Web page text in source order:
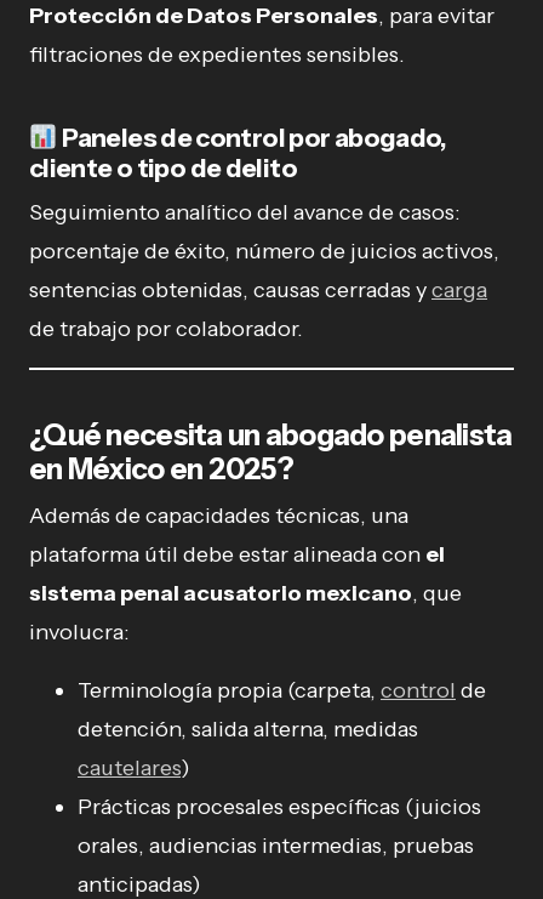
Protección de Datos Personales, para evitar
filtraciones de expedientes sensibles.
Paneles de control por abogado,
cliente o tipo de delito
Seguimiento analítico del avance de casos:
porcentaje de éxito, número de juicios activos,
sentencias obtenidas, causas cerradas ycarga
de trabajo por colaborador.
¿Qué necesita un abogado penalista
en México en 2025?
Además de capacidades técnicas, una
plataforma útil debe estar alineada con el
sistema penal acusatorio mexicano, que
involucra:
Terminología propia (carpeta, control de
detención, salida alterna, medidas
cautelares)
Prácticas procesales específicas (juicios
orales, audiencias intermedias, pruebas
anticipadas)